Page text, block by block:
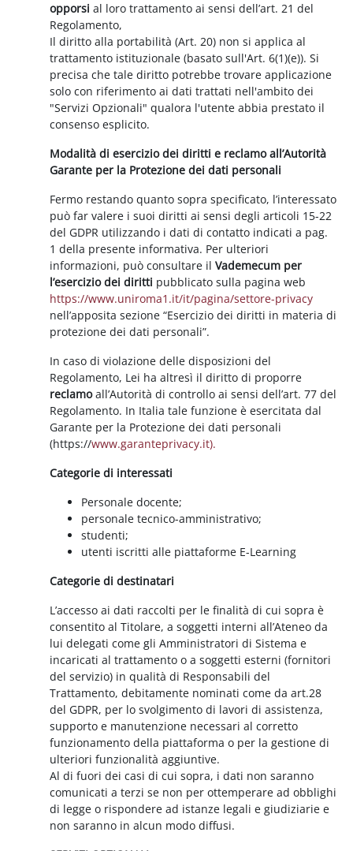
opporsi al loro trattamento ai sensi dell’art. 21 del
Regolamento,
Il diritto alla portabilità (Art. 20) non si applica al
trattamento istituzionale (basato sull'Art. 6(1)(e)). Si
precisa che tale diritto potrebbe trovare applicazione
solo con riferimento ai dati trattati nell'ambito dei
"Servizi Opzionali" qualora l'utente abbia prestato il
consenso esplicito.
Modalità di esercizio dei diritti e reclamo all’Autorità
Garante per la Protezione dei dati personali
Fermo restando quanto sopra specificato, l’interessato
può far valere i suoi diritti ai sensi degli articoli 15-22
del GDPR utilizzando i dati di contatto indicati a pag.
1 della presente informativa. Per ulteriori
informazioni, può consultare ilVademecum per
l’esercizio dei diritti pubblicato sulla pagina web
https://www.uniroma1.it/it/pagina/settore-privacy
nell’apposita sezione “Esercizio dei diritti in materia di
protezione dei dati personali”.
In caso di violazione delle disposizioni del
Regolamento, Lei ha altresì il diritto di proporre
reclamoall’Autorità di controllo ai sensi dell’art. 77 del
Regolamento. In Italia tale funzione è esercitata dal
Garante per la Protezione dei dati personali
(https://www.garanteprivacy.it).
Categorie di interessati
Personale docente;
personale tecnico-amministrativo;
studenti;
utenti iscritti alle piattaforme E-Learning
Categorie di destinatari
L’accesso ai dati raccolti per le finalità di cui sopra è
consentito al Titolare, a soggetti interni all’Ateneo da
lui delegati come gli Amministratori di Sistema e
incaricati al trattamento o a soggetti esterni (fornitori
del servizio) in qualità di Responsabili del
Trattamento, debitamente nominati come da art.28
del GDPR, per lo svolgimento di lavori di assistenza,
supporto e manutenzione necessari al corretto
funzionamento della piattaforma o per la gestione di
ulteriori funzionalità aggiuntive.
Al di fuori dei casi di cui sopra, i dati non saranno
comunicati a terzi se non per ottemperare ad obblighi
di legge o rispondere ad istanze legali e giudiziarie e
non saranno in alcun modo diffusi.